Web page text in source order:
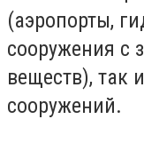
(аэропорты,
сооружения с
веществ), так
сооружений.